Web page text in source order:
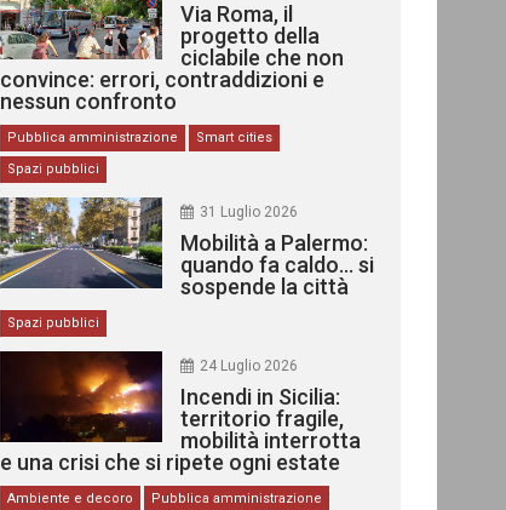
Via Roma, il
progetto della
ciclabile che non
convince: errori, contraddizioni e
nessun confronto
Pubblica amministrazione
Smart cities
Spazi pubblici
31 Luglio 2026
Mobilità a Palermo:
quando fa caldo… si
sospende la città
Spazi pubblici
24 Luglio 2026
Incendi in Sicilia:
territorio fragile,
mobilità interrotta
e una crisi che si ripete ogni estate
Ambiente e decoro Pubblica amministrazione